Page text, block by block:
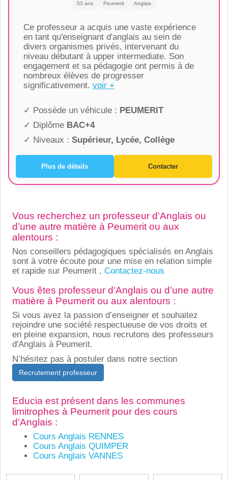
53 ans Peumerit Anglais
Ce professeur a acquis une vaste expérience
en tant qu'enseignant d'anglais au sein de
divers organismes privés, intervenant du
niveau débutant à upper intermediate. Son
engagement et sa pédagogie ont permis à de
nombreux élèves de progresser
significativement. voir +
✓ Possède un véhicule : PEUMERIT
✓ Diplôme BAC+4
✓ Niveaux : Supérieur, Lycée, Collège
Plus de détails Contacter
Vous recherchez un professeur d'Anglais ou
d’une autre matière à Peumerit ou aux
alentours :
Nos conseillers pédagogiques spécialisés en Anglais
sont à votre écoute pour une mise en relation simple
et rapide sur Peumerit , Contactez-nous
Vous êtes professeur d'Anglais ou d’une autre
matière à Peumerit ou aux alentours :
Si vous avez la passion d’enseigner et souhaitez
rejoindre une société respectueuse de vos droits et
en pleine expansion, nous recrutons des professeurs
d'Anglais à Peumerit.
N’hésitez pas à postuler dans notre section
Recrutement professeur
Educia est présent dans les communes
limitrophes à Peumerit pour des cours
d'Anglais :
Cours Anglais RENNES
Cours Anglais QUIMPER
Cours Anglais VANNES